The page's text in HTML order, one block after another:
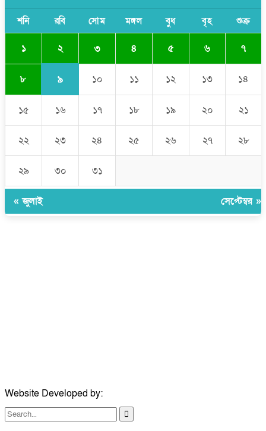
ভারতের পূর্ব সীমান্তে এখন ‘আরেকটি পাকিস্তান’ গড়ে উঠেছে: সজীব
ওয়াজেদ জয়
শনি রবি সোম মঙ্গল বুধ বৃহ শুক্র
১ ২ ৩ ৪ ৫ ৬ ৭
৮ ৯ ১০ ১১ ১২ ১৩ ১৪
১৫ ১৬ ১৭ ১৮ ১৯ ২০ ২১
২২ ২৩ ২৪ ২৫ ২৬ ২৭ ২৮
২৯ ৩০ ৩১
« জুলাই সেপ্টেম্বর »
Website Developed by: